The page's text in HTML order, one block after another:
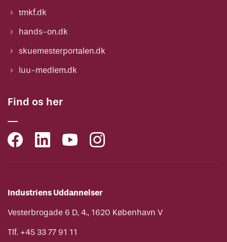
tmkf.dk
hands-on.dk
skuemesterportalen.dk
luu-medlem.dk
Find os her
Industriens Uddannelser
Vesterbrogade 6 D, 4., 1620 København V
Tlf. +45 33 77 91 11